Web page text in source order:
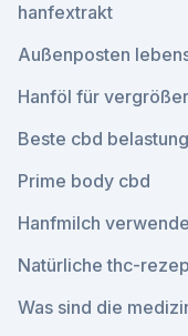
hanfextrakt
Außenposten
Hanföl für
Beste cbd
Prime body cbd
Hanfmilch
Natürliche thc-
Was sind die